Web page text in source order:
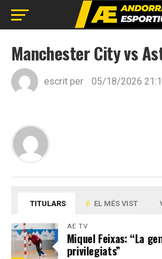
Manchester City vs
escrit per 05/18/2026
TITULARS EL MÉS VIST
AE TV
Miquel Feixas: “La
privilegiats”